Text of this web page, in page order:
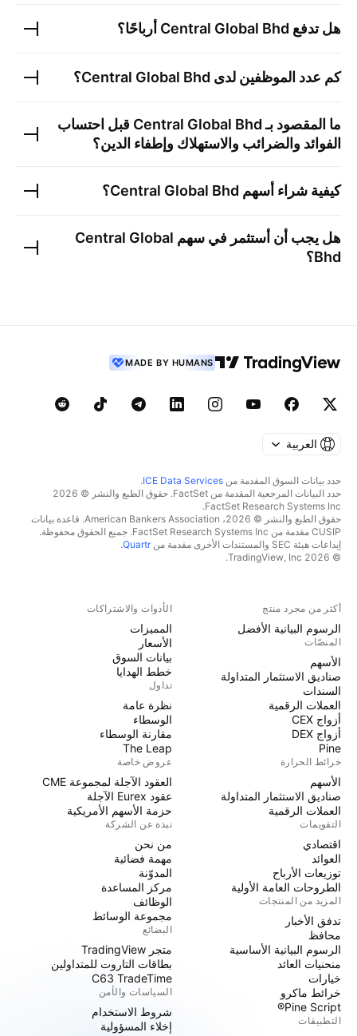
هل تدفع Central Global Bhd أرباحًا؟
كم عدد الموظفين لدى Central Global Bhd؟
ما المقصود بـCentral Global Bhd قبل احتساب
الفوائد والضرائب والاستهلاك وإطفاء الدين؟
كيفية شراء أسهم Central Global Bhd؟
هل يجب أن أستثمر في سهم Central Global
Bhd؟
MADE BY HUMANS
العربية
حدد بيانات السوق المقدمة من ICE Data Services
.
حدد البيانات المرجعية المقدمة من FactSet. حقوق الطبع والنشر © 2026
FactSet Research Systems Inc.
حقوق الطبع والنشر © 2026، American Bankers Association. قاعدة بيانات
CUSIP مقدمة من FactSet Research Systems Inc. جميع الحقوق محفوظة.
إيداعات هيئة SEC والمستندات الأخرى مقدمة من
Quartr
.
© 2026 TradingView, Inc.
أكثر من مجرد منتج
الرسوم البيانية الأفضل
المنصّات
الأسهم
صناديق الاستثمار المتداولة
السندات
العملات الرقمية
أزواج CEX
أزواج DEX
Pine
خرائط الحرارة
الأسهم
صناديق الاستثمار المتداولة
العملات الرقمية
التقويمات
اقتصادي
العوائد
توزيعات الأرباح
الطروحات العامة الأولية
المزيد من المنتجات
تدفق الأخبار
محافظ
الرسوم البيانية الأساسية
منحنيات العائد
خيارات
خرائط ماكرو
Pine Script®
التطبيقات
الأدوات والاشتراكات
المميزات
الأسعار
بيانات السوق
خطط الهدايا
تداول
نظرة عامة
الوسطاء
مقارنة الوسطاء
The Leap
عروض خاصة
العقود الآجلة لمجموعة CME
عقود Eurex الآجلة
حزمة الأسهم الأمريكية
نبذة عن الشركة
من نحن
مهمة فضائية
المدوّنة
مركز المساعدة
الوظائف
مجموعة الوسائط
البضائع
متجر TradingView
بطاقات التاروت للمتداولين
C63 TradeTime
السياسات والأمن
شروط الاستخدام
إخلاء المسؤولية